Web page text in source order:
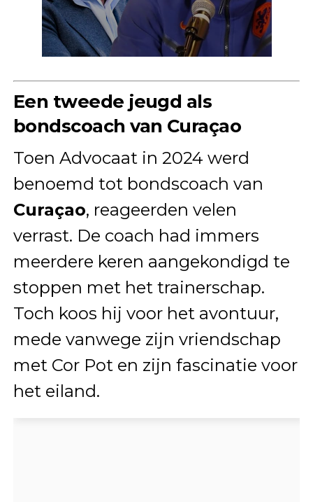
Een tweede jeugd als
bondscoach van Curaçao
Toen Advocaat in 2024 werd
benoemd tot bondscoach van
Curaçao, reageerden velen
verrast. De coach had immers
meerdere keren aangekondigd te
stoppen met het trainerschap.
Toch koos hij voor het avontuur,
mede vanwege zijn vriendschap
met Cor Pot en zijn fascinatie voor
het eiland.